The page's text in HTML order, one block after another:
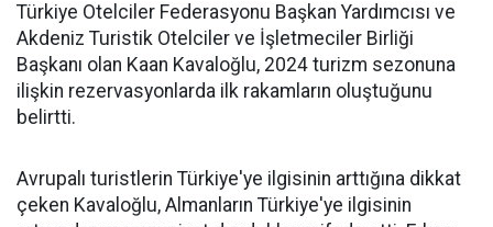
Türkiye Otelciler Federasyonu Başkan Yardımcısı ve
Akdeniz Turistik Otelciler ve İşletmeciler Birliği
Başkanı olan Kaan Kavaloğlu, 2024 turizm sezonuna
ilişkin rezervasyonlarda ilk rakamların oluştuğunu
belirtti.
Avrupalı turistlerin Türkiye'ye ilgisinin arttığına dikkat
çeken Kavaloğlu, Almanların Türkiye'ye ilgisinin